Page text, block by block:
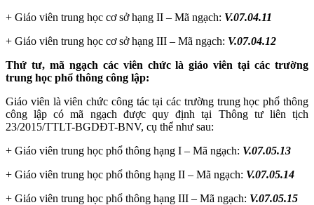
+ Giáo viên trung học cơ sở hạng II – Mã ngạch: V.07.04.11
+ Giáo viên trung học cơ sở hạng III – Mã ngạch: V.07.04.12
Thứ tư, mã ngạch các viên chức là giáo viên tại các trường
trung học phổ thông công lập:
Giáo viên là viên chức công tác tại các trường trung học phổ thông
công lập có mã ngạch được quy định tại Thông tư liên tịch
23/2015/TTLT-BGDĐT-BNV, cụ thể như sau:
+ Giáo viên trung học phổ thông hạng I – Mã ngạch: V.07.05.13
+ Giáo viên trung học phổ thông hạng II – Mã ngạch: V.07.05.14
+ Giáo viên trung học phổ thông hạng III – Mã ngạch: V.07.05.15